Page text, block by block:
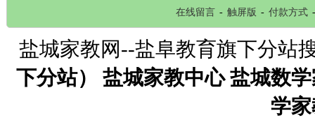
在线留言 - 触屏版 - 付款方式
盐城家教网--盐阜教育旗下分站
下分站）
盐城家教中心 盐城数
学